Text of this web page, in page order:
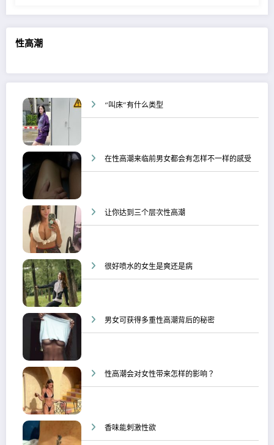
性高潮
“叫床”有什么类型
在性高潮来临前男女都会有怎样不一样的感受
让你达到三个层次性高潮
很好喷水的女生是爽还是病
男女可获得多重性高潮背后的秘密
性高潮会对女性带来怎样的影响？
香味能刺激性欲